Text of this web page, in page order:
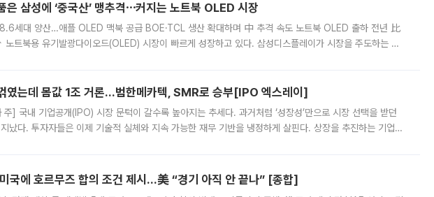
은 삼성에 ‘중국산’ 맹추격⋯커지는 노트북 OLED 시장
세대 양산…애플 OLED 맥북 공급 BOE·TCL 생산 확대하며 中 추격 속도 노트북 OLED 출하 전년 比
트북용 유기발광다이오드(OLED) 시장이 빠르게 성장하고 있다. 삼성디스플레이가 시장을 주도하는 가
였는데 몸값 1조 거론…범한메카텍, SMR로 승부[IPO 엑스레이]
주] 국내 기업공개(IPO) 시장 문턱이 갈수록 높아지는 추세다. 과거처럼 ‘성장성’만으로 시장 선택을 받던
났다. 투자자들은 이제 기술적 실체와 지속 가능한 재무 기반을 냉정하게 살핀다. 상장을 추진하는 기업들
국에 호르무즈 합의 조건 제시…美 “경기 아직 안 끝나” [종합]